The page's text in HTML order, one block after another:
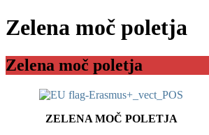
Zelena moč poletja
Zelena moč poletja
ZELENA MOČ POLETJA